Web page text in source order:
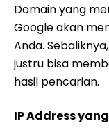
Domain yang
Google akan
Anda.
justru bisa
hasil pencarian.
IP Address